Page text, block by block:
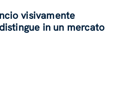
visivamente
in un mercato